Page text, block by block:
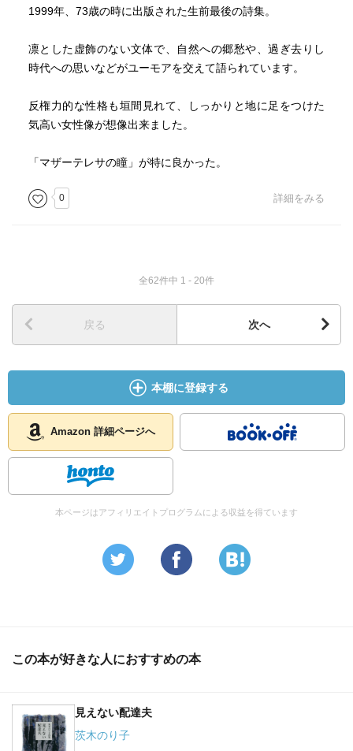
1999年、73歳の時に出版された生前最後の詩集。
凛とした虚飾のない文体で、自然への郷愁や、過ぎ去りし
時代への思いなどがユーモアを交えて語られています。
反権力的な性格も垣間見れて、しっかりと地に足をつけた
気高い女性像が想像出来ました。
「マザーテレサの瞳」が特に良かった。
0 詳細をみる
全62件中 1 - 20件
戻る 次へ
本棚に登録する
Amazon 詳細ページへ
本ページはアフィリエイトプログラムによる収益を得ています
この本が好きな人におすすめの本
見えない配達夫
茨木のり子